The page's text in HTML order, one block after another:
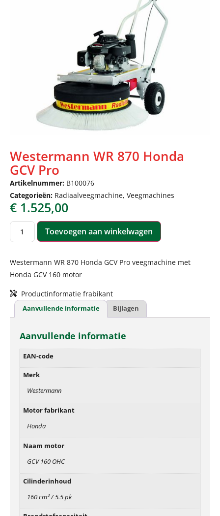
Westermann WR 870 Honda
GCV Pro
Artikelnummer: B100076
Categorieën: Radiaalveegmachine, Veegmachines
€ 1.525,00
Toevoegen aan winkelwagen
Westermann WR 870 Honda GCV Pro veegmachine met
Honda GCV 160 motor
Productinformatie frabikant
Aanvullende informatie Bijlagen
Aanvullende informatie
EAN-code
Merk
Westermann
Motor fabrikant
Honda
Naam motor
GCV 160 OHC
Cilinderinhoud
160 cm³ / 5.5 pk